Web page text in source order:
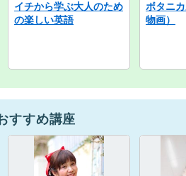
イチから学ぶ大人のため
の楽しい英語
ボタニ
物画）
すすめ講座